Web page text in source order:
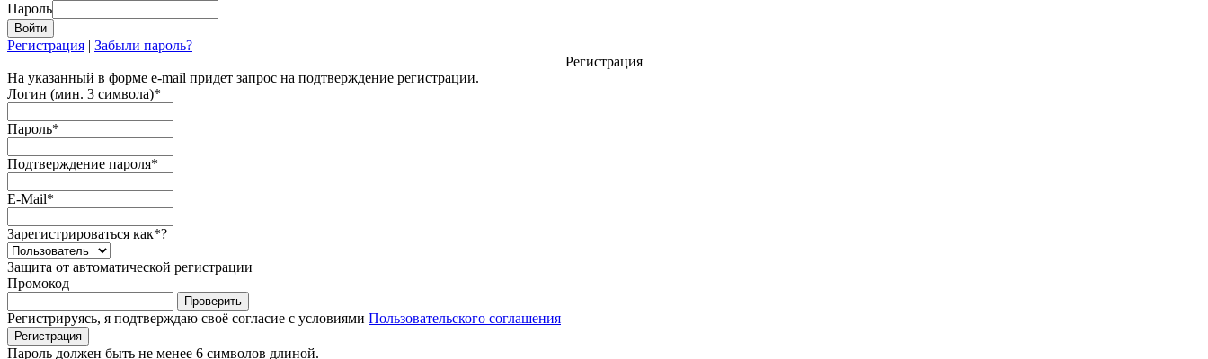
Пароль
Регистрация | Забыли пароль?
Регистрация
На указанный в форме e-mail придет запрос на подтверждение регистрации.
Логин (мин. 3 символа)*
Пароль*
Подтверждение пароля*
E-Mail*
Зарегистрироваться как*?
Защита от автоматической регистрации
Промокод
Регистрируясь, я подтверждаю своё согласие с условиями Пользовательского соглашения
Пароль должен быть не менее 6 символов длиной.